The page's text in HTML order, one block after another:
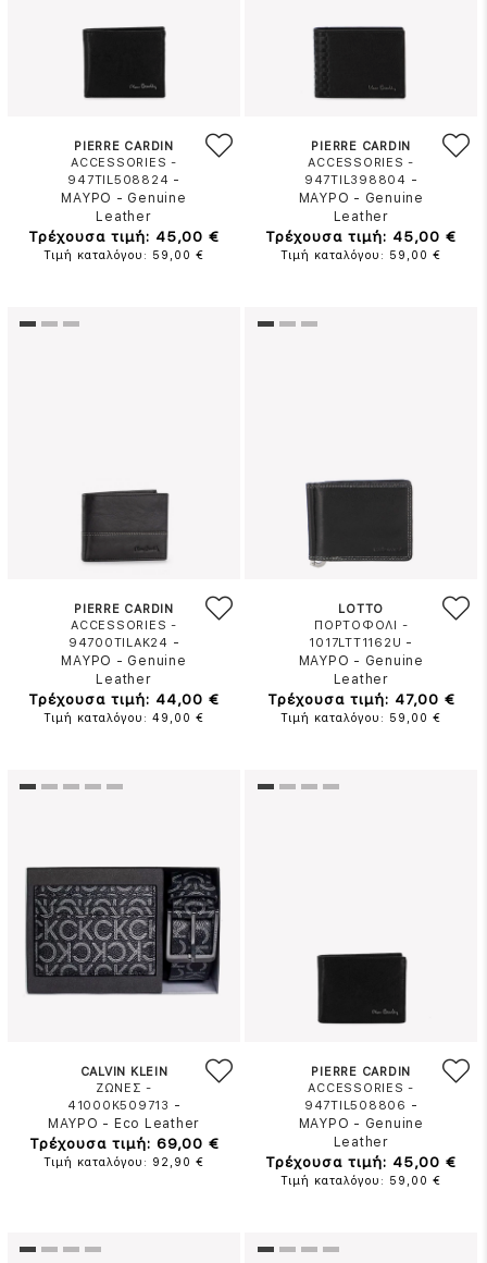
PIERRE CARDIN
ACCESSORIES -
947TIL508824 -
ΜΑΥΡΟ - Genuine
Leather
Τρέχουσα τιμή: 45,00 €
Τιμή καταλόγου: 59,00 €
PIERRE CARDIN
ACCESSORIES -
947TIL398804 -
ΜΑΥΡΟ - Genuine
Leather
Τρέχουσα τιμή: 45,00 €
Τιμή καταλόγου: 59,00 €
PIERRE CARDIN
ACCESSORIES -
94700TILAK24 -
ΜΑΥΡΟ - Genuine
Leather
Τρέχουσα τιμή: 44,00 €
Τιμή καταλόγου: 49,00 €
LOTTO
ΠΟΡΤΟΦΟΛΙ -
1017LTT1162U -
ΜΑΥΡΟ - Genuine
Leather
Τρέχουσα τιμή: 47,00 €
Τιμή καταλόγου: 59,00 €
CALVIN KLEIN
ΖΩΝΕΣ -
41000K509713 -
ΜΑΥΡΟ - Eco Leather
Τρέχουσα τιμή: 69,00 €
Τιμή καταλόγου: 92,90 €
PIERRE CARDIN
ACCESSORIES -
947TIL508806 -
ΜΑΥΡΟ - Genuine
Leather
Τρέχουσα τιμή: 45,00 €
Τιμή καταλόγου: 59,00 €